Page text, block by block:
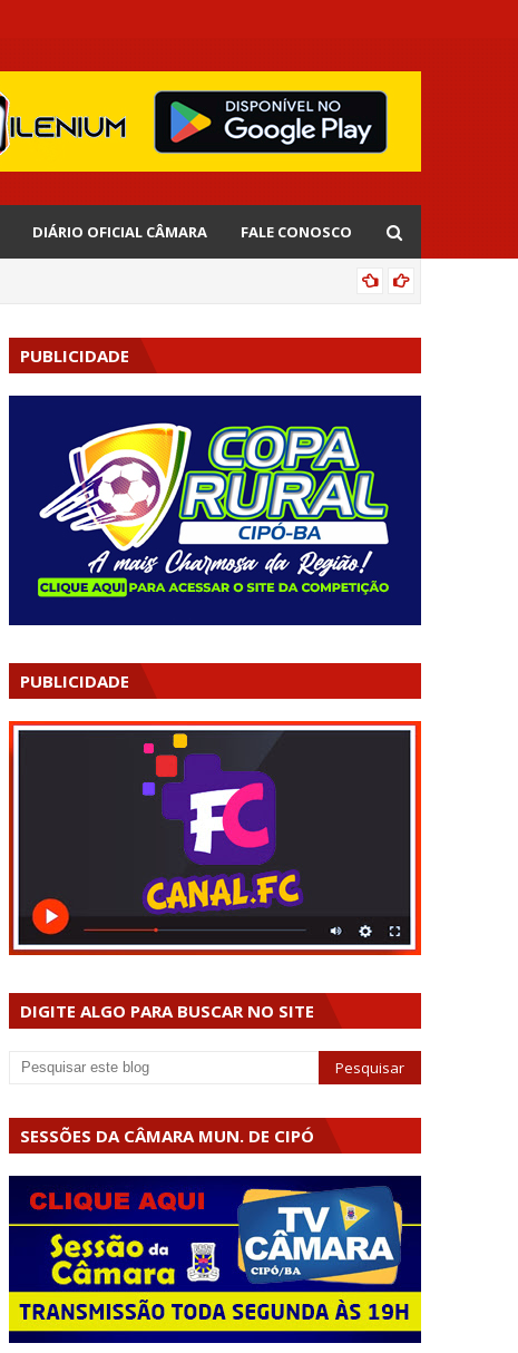
DIÁRIO OFICIAL CÂMARA FALE CONOSCO
PUBLICIDADE
PUBLICIDADE
DIGITE ALGO PARA BUSCAR NO SITE
SESSÕES DA CÂMARA MUN. DE CIPÓ